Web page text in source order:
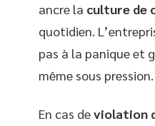
ancre la culture de
quotidien.
pas à la panique et
même sous pression.
En cas deviolation